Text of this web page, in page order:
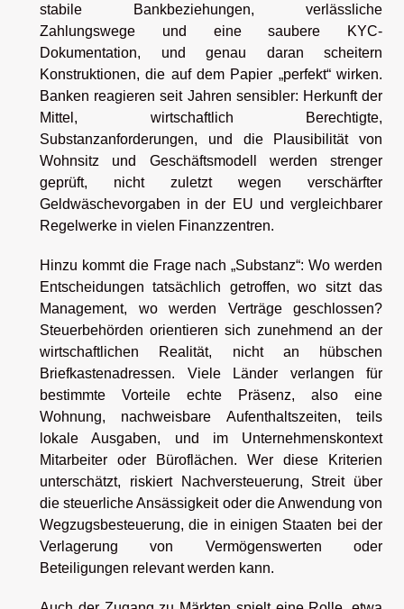
stabile Bankbeziehungen, verlässliche
Zahlungswege und eine saubere KYC-
Dokumentation, und genau daran scheitern
Konstruktionen, die auf dem Papier „perfekt“ wirken.
Banken reagieren seit Jahren sensibler: Herkunft der
Mittel, wirtschaftlich Berechtigte,
Substanzanforderungen, und die Plausibilität von
Wohnsitz und Geschäftsmodell werden strenger
geprüft, nicht zuletzt wegen verschärfter
Geldwäschevorgaben in der EU und vergleichbarer
Regelwerke in vielen Finanzzentren.
Hinzu kommt die Frage nach „Substanz“: Wo werden
Entscheidungen tatsächlich getroffen, wo sitzt das
Management, wo werden Verträge geschlossen?
Steuerbehörden orientieren sich zunehmend an der
wirtschaftlichen Realität, nicht an hübschen
Briefkastenadressen. Viele Länder verlangen für
bestimmte Vorteile echte Präsenz, also eine
Wohnung, nachweisbare Aufenthaltszeiten, teils
lokale Ausgaben, und im Unternehmenskontext
Mitarbeiter oder Büroflächen. Wer diese Kriterien
unterschätzt, riskiert Nachversteuerung, Streit über
die steuerliche Ansässigkeit oder die Anwendung von
Wegzugsbesteuerung, die in einigen Staaten bei der
Verlagerung von Vermögenswerten oder
Beteiligungen relevant werden kann.